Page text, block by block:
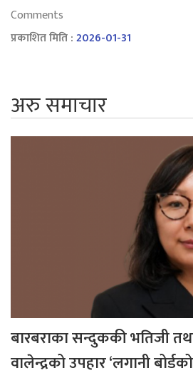
Comments
प्रकाशित मिति :2026-01-31
अरु समाचार
बारबराका सन्दुककी भतिजी
वालेन्द्रको उपहार ‘लगानी